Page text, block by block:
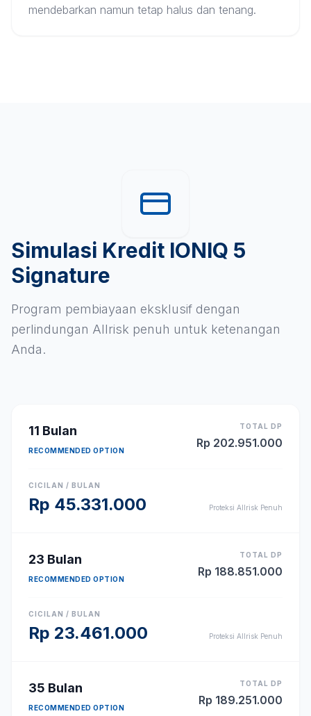
mendebarkan namun tetap halus dan tenang.
Simulasi Kredit IONIQ 5
Signature
Program pembiayaan eksklusif dengan
perlindungan Allrisk penuh untuk ketenangan
Anda.
11 Bulan
RECOMMENDED OPTION
TOTAL DP
Rp 202.951.000
CICILAN / BULAN
Rp 45.331.000 Proteksi Allrisk Penuh
23 Bulan
RECOMMENDED OPTION
TOTAL DP
Rp 188.851.000
CICILAN / BULAN
Rp 23.461.000 Proteksi Allrisk Penuh
35 Bulan
RECOMMENDED OPTION
TOTAL DP
Rp 189.251.000